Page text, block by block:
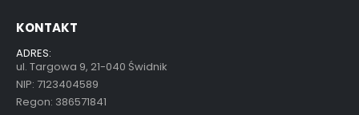
KONTAKT
ADRES:
ul. Targowa 9, 21-040 Świdnik
NIP: 7123404589
Regon: 386571841